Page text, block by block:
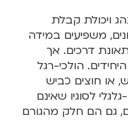
ויכולת קבלת
משפיעים במידה
דרכים. אך
הולכי-רגל
או חוצים כביש
לסוגיו שאינם
גם הם חלק מהגורם